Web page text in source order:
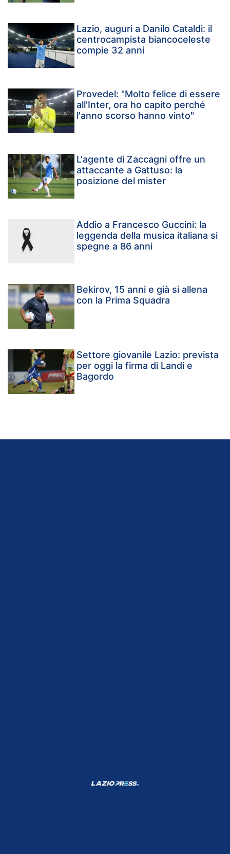
Lazio, auguri a Danilo Cataldi: il
centrocampista biancoceleste
compie 32 anni
Provedel: "Molto felice di essere
all'Inter, ora ho capito perché
l'anno scorso hanno vinto"
L'agente di Zaccagni offre un
attaccante a Gattuso: la
posizione del mister
Addio a Francesco Guccini: la
leggenda della musica italiana si
spegne a 86 anni
Bekirov, 15 anni e già si allena
con la Prima Squadra
Settore giovanile Lazio: prevista
per oggi la firma di Landi e
Bagordo